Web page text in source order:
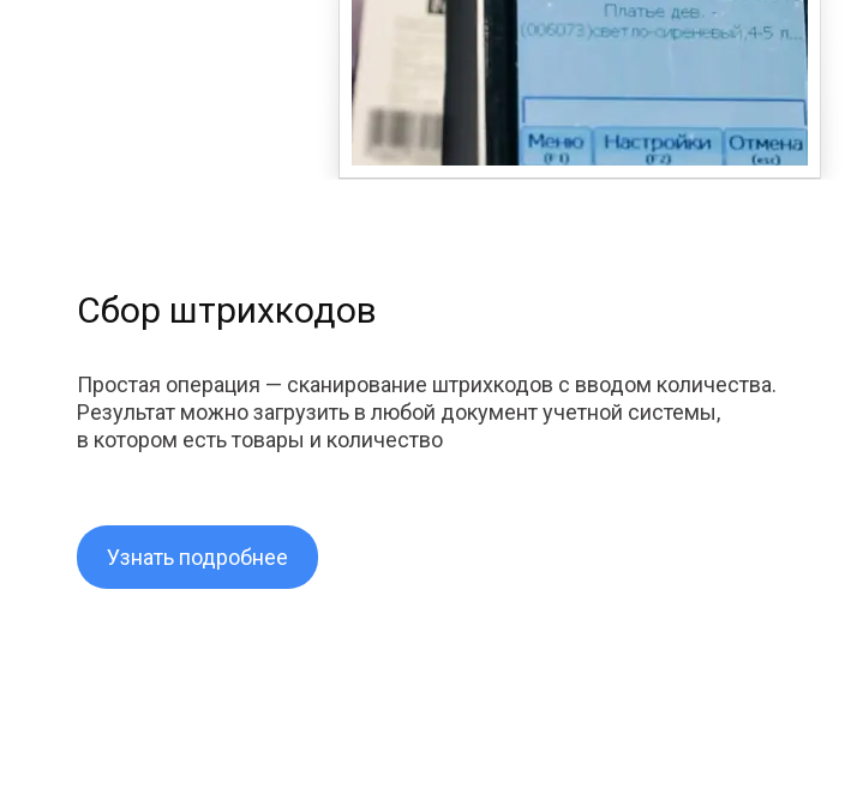
Сбор штрихкодов
Простая операция — сканирование штрихкодов с вводом количества.
Результат можно загрузить в любой документ учетной системы,
в котором есть товары и количество
Узнать подробнее